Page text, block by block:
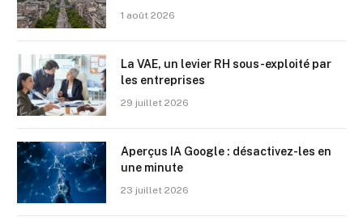
1 août 2026
La VAE, un levier RH sous-exploité par
les entreprises
29 juillet 2026
Aperçus IA Google : désactivez-les en
une minute
23 juillet 2026